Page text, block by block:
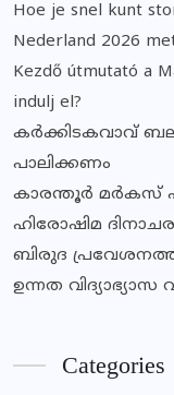
Hoe je snel kunt
Nederland 2026
Kezdő útmutató a
indulj el?
കര്‍ക്കിടകവാവ്
പാലിക്കണം
കാരന്തൂര്‍ മര്‍കസ്
ഹിരോഷിമ
ബിരുദ
ഉന്നത വിദ്യാഭ്യാസ
Categories